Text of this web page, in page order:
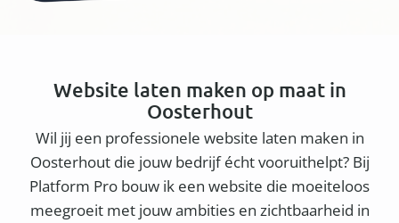
Website laten maken op maat in
Oosterhout
Wil jij een professionele website laten maken in
Oosterhout die jouw bedrijf écht vooruithelpt? Bij
Platform Pro bouw ik een website die moeiteloos
meegroeit met jouw ambities en zichtbaarheid in